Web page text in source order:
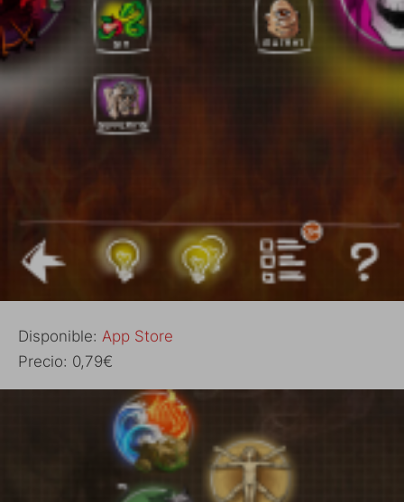
Disponible: App Store
Precio: 0,79€